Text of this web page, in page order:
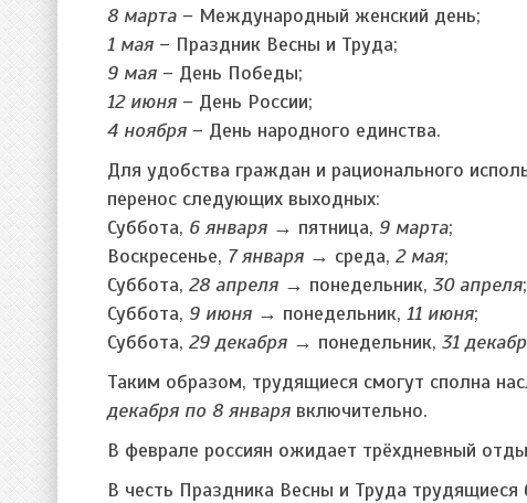
8 марта – Международный женский день;
1 мая – Праздник Весны и Труда;
9 мая – День Победы;
12 июня – День России;
4 ноября – День народного единства.
Для удобства граждан и рационального
перенос следующих выходных:
Суббота, 6 января → пятница, 9 марта;
Воскресенье, 7 января → среда, 2 мая;
Суббота, 28 апреля → понедельник, 30 апреля;
Суббота, 9 июня → понедельник, 11 июня;
Суббота, 29 декабря → понедельник, 31
Таким образом, трудящиеся смогут сполна
декабря по 8 января включительно.
В феврале россиян ожидает трёхдневный
В честь Праздника Весны и Труда трудящиеся